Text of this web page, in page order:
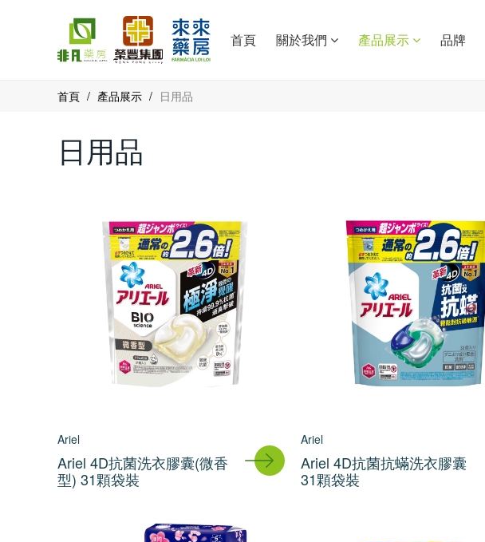
首頁 關於我們 產品展示 品牌
首頁 / 產品展示 / 日用品
日用品
Ariel
Ariel 4D抗菌洗衣膠囊(微香
型) 31顆袋裝
Ariel
Ariel 4D抗菌抗蟎洗衣膠囊
31顆袋裝